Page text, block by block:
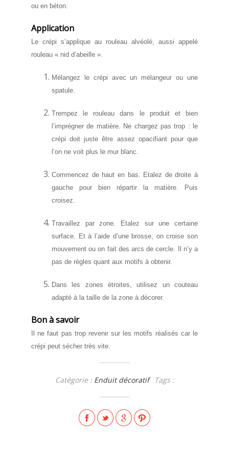
ou en béton.
Application
Le crépi s’applique au rouleau alvéolé, aussi appelé
rouleau « nid d’abeille ».
Mélangez le crépi avec un mélangeur ou une
spatule.
Trempez le rouleau dans le produit et bien
l’imprégner de matière. Ne chargez pas trop : le
crépi doit juste être assez opacifiant pour que
l’on ne voit plus le mur blanc.
Commencez de haut en bas. Etalez de droite à
gauche pour bien répartir la matière. Puis
croisez.
Travaillez par zone. Etalez sur une certaine
surface. Et à l’aide d’une brosse, on croise son
mouvement ou on fait des arcs de cercle. Il n’y a
pas de règles quant aux motifs à obtenir.
Dans les zones étroites, utilisez un couteau
adapté à la taille de la zone à décorer.
Bon à savoir
Il ne faut pas trop revenir sur les motifs réalisés car le
crépi peut sécher très vite.
Catégorie : Enduit décoratif Tags :